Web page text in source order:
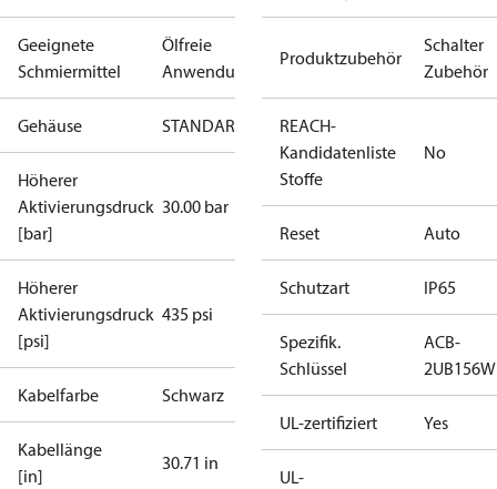
Geeignete
Schmiermittel
Ölfreie
Anwendungen
Gehäuse STANDARDABTAUUNG
Höherer
Aktivierungsdruck
[bar]
30.00 bar
Höherer
Aktivierungsdruck
[psi]
435 psi
Kabelfarbe Schwarz
Kabellänge
[in]
30.71 in
Produktzubehör
Schalter
Zubehör
REACH-
Kandidatenliste
Stoffe
No
Reset Auto
Schutzart IP65
Spezifik.
Schlüssel
ACB-
2UB156W
UL-zertifiziert Yes
UL-